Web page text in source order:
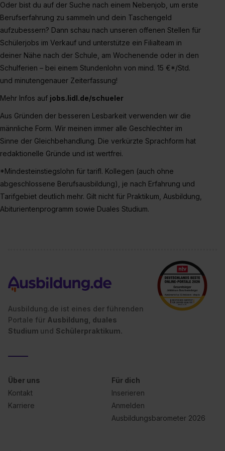
Oder bist du auf der Suche nach einem Nebenjob, um erste
Berufserfahrung zu sammeln und dein Taschengeld
aufzubessern? Dann schau nach unseren offenen Stellen für
Schülerjobs im Verkauf und unterstütze ein Filialteam in
deiner Nähe nach der Schule, am Wochenende oder in den
Schulferien – bei einem Stundenlohn von mind. 15 €*/Std.
und minutengenauer Zeiterfassung!
Mehr Infos auf jobs.lidl.de/schueler
Aus Gründen der besseren Lesbarkeit verwenden wir die
männliche Form. Wir meinen immer alle Geschlechter im
Sinne der Gleichbehandlung. Die verkürzte Sprachform hat
redaktionelle Gründe und ist wertfrei.
*Mindesteinstiegslohn für tarifl. Kollegen (auch ohne
abgeschlossene Berufsausbildung), je nach Erfahrung und
Tarifgebiet deutlich mehr. Gilt nicht für Praktikum, Ausbildung,
Abiturientenprogramm sowie Duales Studium.
Ausbildung.de ist eines der führenden
Portale für Ausbildung, duales
Studium und Schülerpraktikum.
Über uns
Kontakt
Karriere
Für dich
Inserieren
Anmelden
Ausbildungsbarometer 2026